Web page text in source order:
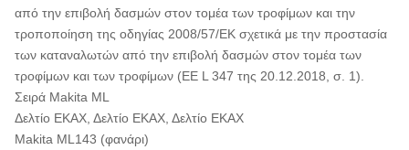
από την επιβολή δασμών στον τομέα των τροφίμων και την
τροποποίηση της οδηγίας 2008/57/ΕΚ σχετικά με την προστασία
των καταναλωτών από την επιβολή δασμών στον τομέα των
τροφίμων και των τροφίμων (ΕΕ L 347 της 20.12.2018, σ. 1).
Σειρά Makita ML
Δελτίο ΕΚΑΧ, Δελτίο ΕΚΑΧ, Δελτίο ΕΚΑΧ
Makita ML143 (φανάρι)